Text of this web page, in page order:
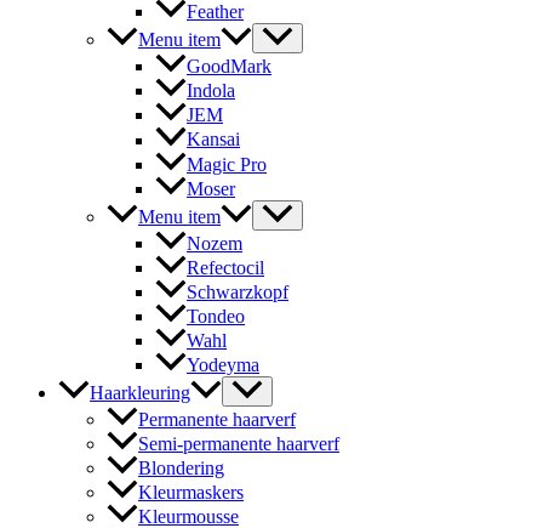
Feather
Menu item
GoodMark
Indola
JEM
Kansai
Magic Pro
Moser
Menu item
Nozem
Refectocil
Schwarzkopf
Tondeo
Wahl
Yodeyma
Haarkleuring
Permanente haarverf
Semi-permanente haarverf
Blondering
Kleurmaskers
Kleurmousse